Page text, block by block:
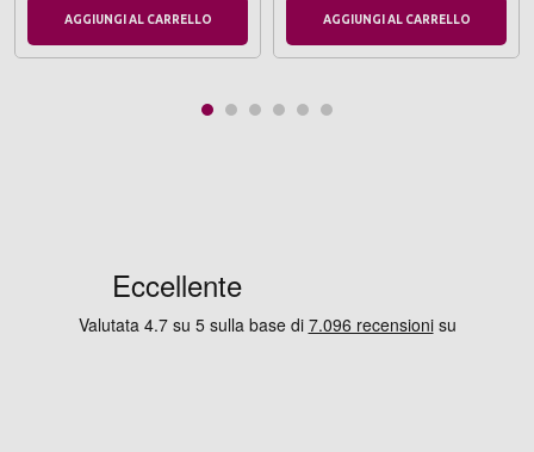
AGGIUNGI AL CARRELLO AGGIUNGI AL CARRELLO